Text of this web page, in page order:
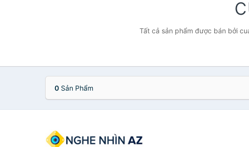
Tất cả sản phẩm được bán bởi
0 Sản Phẩm